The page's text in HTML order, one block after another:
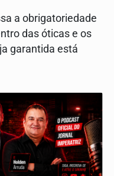
a obrigatoriedade
das óticas e os
garantida está